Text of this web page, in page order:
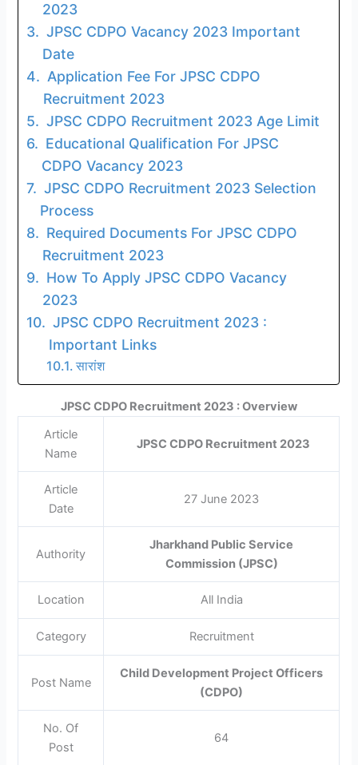
2023
JPSC CDPO Vacancy 2023 Important
Date
Application Fee For JPSC CDPO
Recruitment 2023
JPSC CDPO Recruitment 2023 Age Limit
Educational Qualification For JPSC
CDPO Vacancy 2023
JPSC CDPO Recruitment 2023 Selection
Process
Required Documents For JPSC CDPO
Recruitment 2023
How To Apply JPSC CDPO Vacancy
2023
JPSC CDPO Recruitment 2023 :
Important Links
सारांश
JPSC CDPO Recruitment 2023 : Overview
Article
Name
JPSC CDPO Recruitment 2023
Article
Date
27 June 2023
Authority
Jharkhand Public Service
Commission (JPSC)
Location All India
Category Recruitment
Post Name
Child Development Project Officers
(CDPO)
No. Of
Post
64